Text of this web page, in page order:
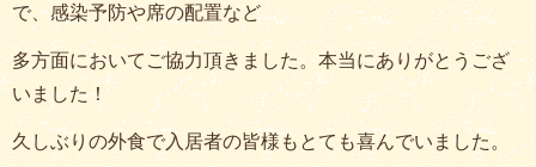
で、感染予防や席の配置など
多方面においてご協力頂きました。本当にありがとうござ
いました！
久しぶりの外食で入居者の皆様もとても喜んでいました。